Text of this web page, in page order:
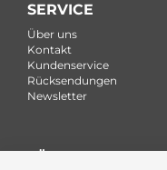
SERVICE
Über uns
Kontakt
Kundenservice
Rücksendungen
Newsletter
FÜR FIRMEN